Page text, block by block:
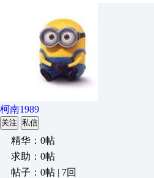
柯南1989
关注 私信
精华：0帖
求助：0帖
帖子：0帖 | 7回